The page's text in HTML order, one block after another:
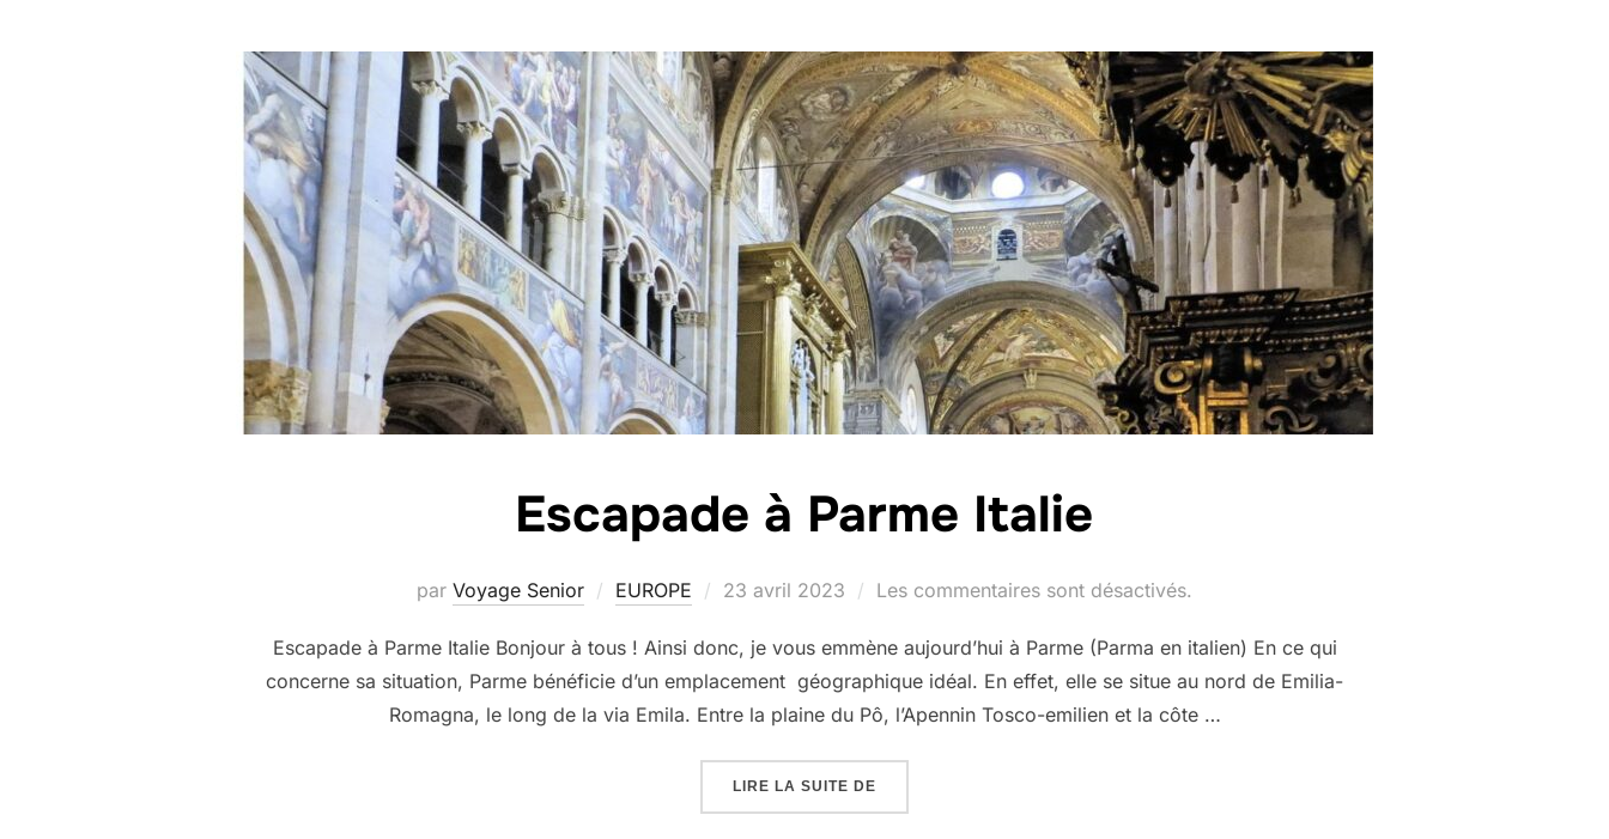
Escapade à Parme Italie
par Voyage Senior EUROPE
Publié
23 avril 2023 Les commentaires sont désactivés.
Escapade à Parme Italie Bonjour à tous ! Ainsi donc, je vous emmène aujourd’hui à Parme (Parma en italien) En ce qui
concerne sa situation, Parme bénéficie d’un emplacement géographique idéal. En effet, elle se situe au nord de Emilia-
Romagna, le long de la via Emila. Entre la plaine du Pô, l’Apennin Tosco-emilien et la côte …
LIRE LA SUITE DE